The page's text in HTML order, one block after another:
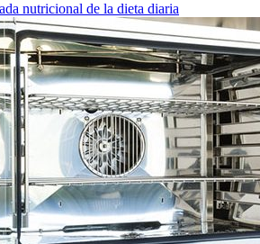
nutricional de la dieta diaria